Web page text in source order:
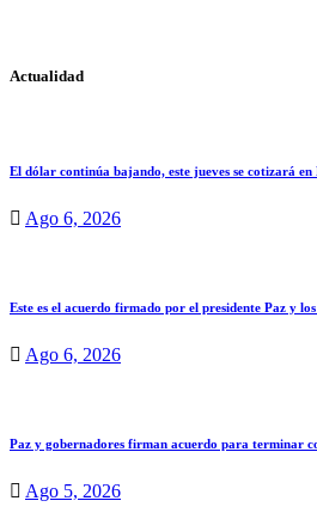
Actualidad
El dólar continúa bajando, este jueves se cotizará en
Ago 6, 2026
Este es el acuerdo firmado por el presidente Paz y
Ago 6, 2026
Paz y gobernadores firman acuerdo para terminar
Ago 5, 2026